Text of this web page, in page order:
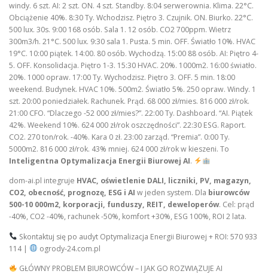
windy. 6 szt. AI: 2 szt. ON. 4 szt. Standby. 8:04 serwerownia. Klima. 22°C.
Obciążenie 40%. 8:30 Ty. Wchodzisz. Piętro 3. Czujnik. ON. Biurko. 22°C.
500 lux. 30s. 9:00 168 osób. Sala 1. 12 osób. CO2 700ppm. Wietrz
300m3/h. 21°C. 500 lux. 9:30 sala 1. Pusta. 5 min. OFF. Światło 10%. HVAC
19°C. 10:00 piątek. 14:00. 80 osób. Wychodzą. 15:00 88 osób. AI: Piętro 4-
5. OFF. Konsolidacja. Piętro 1-3. 15:30 HVAC. 20%. 1000m2. 16:00 światło.
20%. 1000 opraw. 17:00 Ty. Wychodzisz. Piętro 3. OFF. 5 min. 18:00
weekend. Budynek. HVAC 10%. 500m2. Światło 5%. 250 opraw. Windy. 1
szt. 20:00 poniedziałek. Rachunek. Prąd. 68 000 zł/mies. 816 000 zł/rok.
21:00 CFO. “Dlaczego -52 000 zł/mies?”. 22:00 Ty. Dashboard. “AI. Piątek
42%. Weekend 10%. 624 000 zł/rok oszczędności”. 22:30 ESG. Raport.
CO2. 270 ton/rok. -40%. Kara 0 zł. 23:00 zarząd. “Premia”. 0:00 Ty.
5000m2. 816 000 zł/rok. 43% mniej. 624 000 zł/rok w kieszeni. To
Inteligentna Optymalizacja Energii Biurowej AI.
dom-ai.pl integruje HVAC, oświetlenie DALI, liczniki, PV, magazyn,
CO2, obecność, prognozę, ESG i AI w jeden system. Dla biurowców
500-10 000m2, korporacji, funduszy, REIT, deweloperów. Cel: prąd
-40%, CO2 -40%, rachunek -50%, komfort +30%, ESG 100%, ROI 2 lata.
Skontaktuj się po audyt Optymalizacja Energii Biurowej + ROI: 570 933
114 |
ogrody-24.com.pl
GŁÓWNY PROBLEM BIUROWCÓW – I JAK GO ROZWIĄZUJE AI